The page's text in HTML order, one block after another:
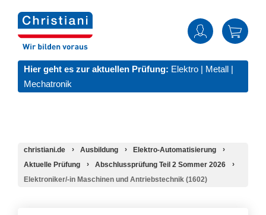
Hier geht es zur aktuellen Prüfung: Elektro | Metall |
Mechatronik
christiani.de Ausbildung
Elektro-Automatisierung
Aktuelle Prüfung
Abschlussprüfung Teil 2 Sommer 2026
Elektroniker/-in Maschinen und Antriebstechnik (1602)